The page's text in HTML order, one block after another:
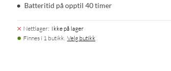
Batteritid på opptil 40 timer
Nettlager: Ikke på lager
Finnes i 1 butikk. Velg butikk